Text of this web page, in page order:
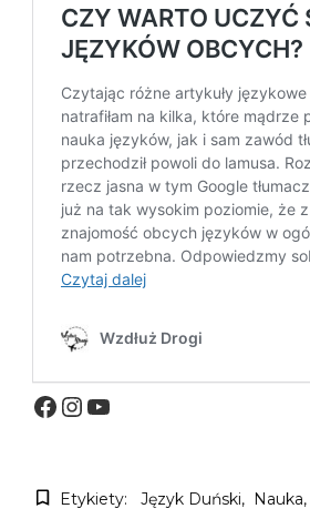
Facebook
Instagram
YouTube
Etykiety: Język Duński Nauka